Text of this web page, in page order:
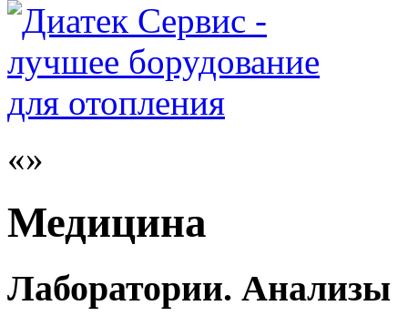
Медицина
Лаборатории. Анализы